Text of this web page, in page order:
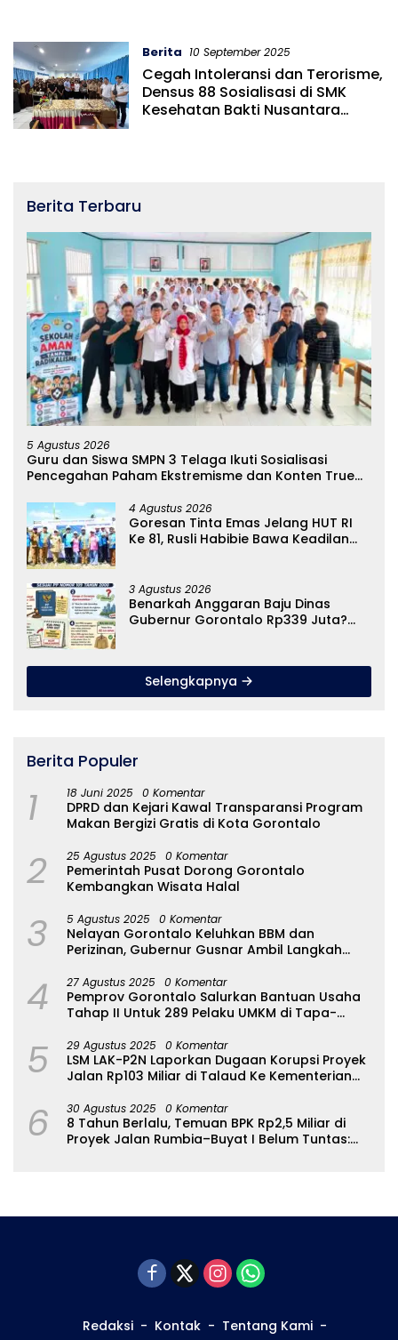
Berita 10 September 2025
Cegah Intoleransi dan Terorisme,
Densus 88 Sosialisasi di SMK
Kesehatan Bakti Nusantara
Berita Terbaru
5 Agustus 2026
Guru dan Siswa SMPN 3 Telaga Ikuti Sosialisasi
Pencegahan Paham Ekstremisme dan Konten True
4 Agustus 2026
Goresan Tinta Emas Jelang HUT RI
Ke 81, Rusli Habibie Bawa Keadilan
3 Agustus 2026
Benarkah Anggaran Baju Dinas
Gubernur Gorontalo Rp339 Juta?
Selengkapnya
Berita Populer
1 18 Juni 2025 0 Komentar
DPRD dan Kejari Kawal Transparansi Program
Makan Bergizi Gratis di Kota Gorontalo
2 25 Agustus 2025 0 Komentar
Pemerintah Pusat Dorong Gorontalo
Kembangkan Wisata Halal
3 5 Agustus 2025 0 Komentar
Nelayan Gorontalo Keluhkan BBM dan
Perizinan, Gubernur Gusnar Ambil Langkah
4 27 Agustus 2025 0 Komentar
Pemprov Gorontalo Salurkan Bantuan Usaha
Tahap II Untuk 289 Pelaku UMKM di Tapa-
5 29 Agustus 2025 0 Komentar
LSM LAK-P2N Laporkan Dugaan Korupsi Proyek
Jalan Rp103 Miliar di Talaud Ke Kementerian
6 30 Agustus 2025 0 Komentar
8 Tahun Berlalu, Temuan BPK Rp2,5 Miliar di
Proyek Jalan Rumbia–Buyat I Belum Tuntas:
Redaksi Kontak
Tentang Kami